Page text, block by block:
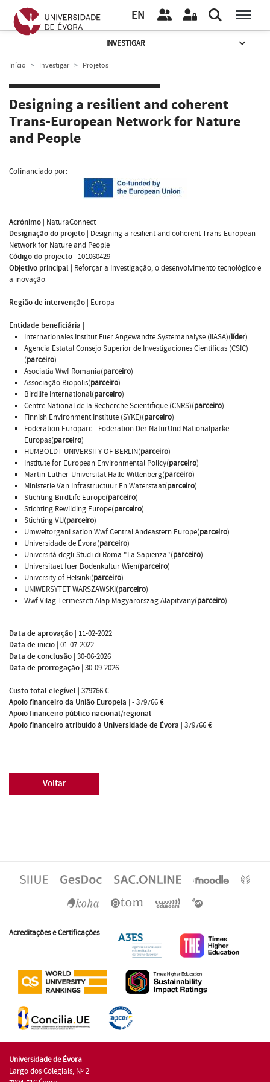
EN
INVESTIGAR
Início Investigar Projetos
Designing a resilient and coherent
Trans-European Network for Nature
and People
Cofinanciado por:
Acrónimo | NaturaConnect
Designação do projeto | Designing a resilient and coherent Trans-European
Network for Nature and People
Código do projecto | 101060429
Objetivo principal | Reforçar a Investigação, o desenvolvimento tecnológico e
a inovação
Região de intervenção | Europa
Entidade beneficiária |
Internationales Institut Fuer Angewandte Systemanalyse (IIASA)(líder)
Agencia Estatal Consejo Superior de Investigaciones Científicas (CSIC)
(parceiro)
Asociatia Wwf Romania(parceiro)
Associação Biopolis(parceiro)
Birdlife International(parceiro)
Centre National de la Recherche Scientifique (CNRS)(parceiro)
Finnish Environment Institute (SYKE)(parceiro)
Foderation Europarc - Foderation Der NaturUnd Nationalparke
Europas(parceiro)
HUMBOLDT UNIVERSITY OF BERLIN(parceiro)
Institute for European Environmental Policy(parceiro)
Martin-Luther-Universität Halle-Wittenberg(parceiro)
Ministerie Van Infrastructuur En Waterstaat(parceiro)
Stichting BirdLife Europe(parceiro)
Stichting Rewilding Europe(parceiro)
Stichting VU(parceiro)
Umweltorgani sation Wwf Central Andeastern Europe(parceiro)
Universidade de Évora(parceiro)
Università degli Studi di Roma "La Sapienza"(parceiro)
Universitaet fuer Bodenkultur Wien(parceiro)
University of Helsinki(parceiro)
UNIWERSYTET WARSZAWSKI(parceiro)
Wwf Vilag Termeszeti Alap Magyarorszag Alapitvany(parceiro)
Data de aprovação | 11-02-2022
Data de inicio | 01-07-2022
Data de conclusão | 30-06-2026
Data de prorrogação | 30-09-2026
Custo total elegível | 379766 €
Apoio financeiro da União Europeia | - 379766 €
Apoio financeiro público nacional/regional |
Apoio financeiro atribuído à Universidade de Évora | 379766 €
Voltar
Acreditações e Certificações
Universidade de Évora
Largo dos Colegiais, Nº 2